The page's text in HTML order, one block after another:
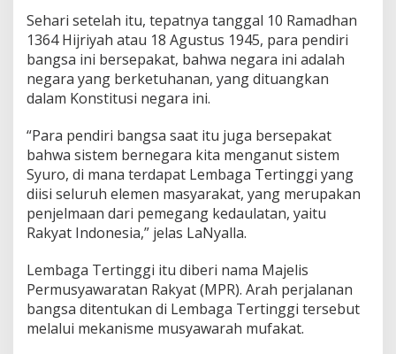
Sehari setelah itu, tepatnya tanggal 10 Ramadhan
1364 Hijriyah atau 18 Agustus 1945, para pendiri
bangsa ini bersepakat, bahwa negara ini adalah
negara yang berketuhanan, yang dituangkan
dalam Konstitusi negara ini.
“Para pendiri bangsa saat itu juga bersepakat
bahwa sistem bernegara kita menganut sistem
Syuro, di mana terdapat Lembaga Tertinggi yang
diisi seluruh elemen masyarakat, yang merupakan
penjelmaan dari pemegang kedaulatan, yaitu
Rakyat Indonesia,” jelas LaNyalla.
Lembaga Tertinggi itu diberi nama Majelis
Permusyawaratan Rakyat (MPR). Arah perjalanan
bangsa ditentukan di Lembaga Tertinggi tersebut
melalui mekanisme musyawarah mufakat.